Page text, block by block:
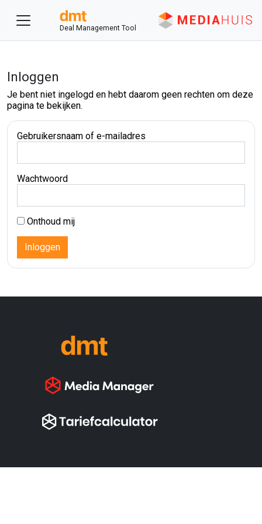
Deal Management Tool
Inloggen
Je bent niet ingelogd en hebt daarom geen rechten om deze
pagina te bekijken.
Gebruikersnaam of e-mailadres
Wachtwoord
Onthoud mij